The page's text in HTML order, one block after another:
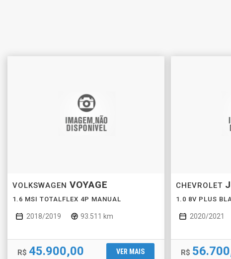
VOLKSWAGEN VOYAGE
1.6 MSI TOTALFLEX 4P MANUAL
2018/2019 93.511 km
R$ 45.900,00 VER MAIS
CHEVROLET
1.0 8V PLUS
2020/2021
R$